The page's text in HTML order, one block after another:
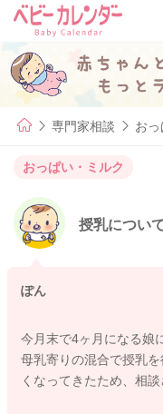
専門家相談 お
おっぱい・ミルク
授乳につい
ぽん
今月末で4ヶ月になる娘
母乳寄りの混合で授乳
くなってきたため、相